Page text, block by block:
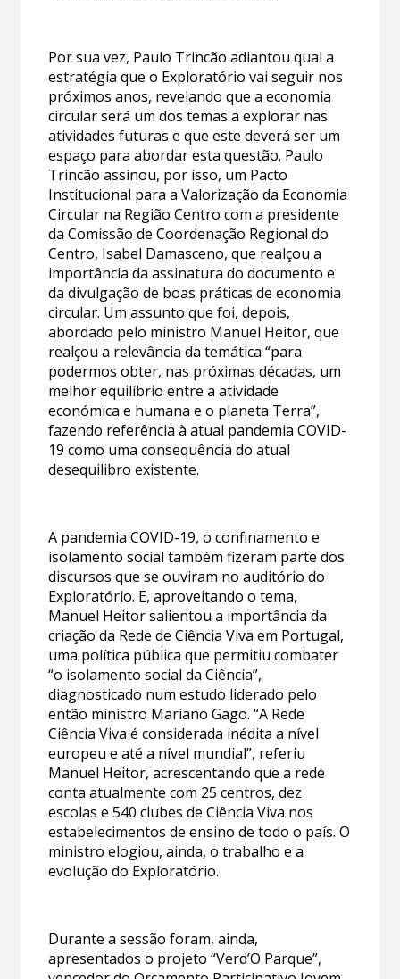
Por sua vez, Paulo Trincão adiantou qual a
estratégia que o Exploratório vai seguir nos
próximos anos, revelando que a economia
circular será um dos temas a explorar nas
atividades futuras e que este deverá ser um
espaço para abordar esta questão. Paulo
Trincão assinou, por isso, um Pacto
Institucional para a Valorização da Economia
Circular na Região Centro com a presidente
da Comissão de Coordenação Regional do
Centro, Isabel Damasceno, que realçou a
importância da assinatura do documento e
da divulgação de boas práticas de economia
circular. Um assunto que foi, depois,
abordado pelo ministro Manuel Heitor, que
realçou a relevância da temática “para
podermos obter, nas próximas décadas, um
melhor equilíbrio entre a atividade
económica e humana e o planeta Terra”,
fazendo referência à atual pandemia COVID-
19 como uma consequência do atual
desequilibro existente.
A pandemia COVID-19, o confinamento e
isolamento social também fizeram parte dos
discursos que se ouviram no auditório do
Exploratório. E, aproveitando o tema,
Manuel Heitor salientou a importância da
criação da Rede de Ciência Viva em Portugal,
uma política pública que permitiu combater
“o isolamento social da Ciência”,
diagnosticado num estudo liderado pelo
então ministro Mariano Gago. “A Rede
Ciência Viva é considerada inédita a nível
europeu e até a nível mundial”, referiu
Manuel Heitor, acrescentando que a rede
conta atualmente com 25 centros, dez
escolas e 540 clubes de Ciência Viva nos
estabelecimentos de ensino de todo o país. O
ministro elogiou, ainda, o trabalho e a
evolução do Exploratório.
Durante a sessão foram, ainda,
apresentados o projeto “Verd’O Parque”,